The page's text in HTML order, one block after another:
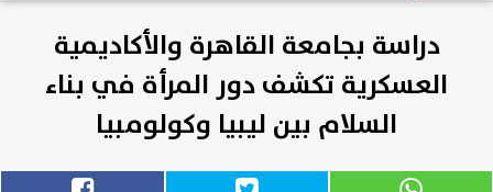
دراسة بجامعة القاهرة والأكاديمية
العسكرية تكشف دور المرأة في بناء
السلام بين ليبيا وكولومبيا